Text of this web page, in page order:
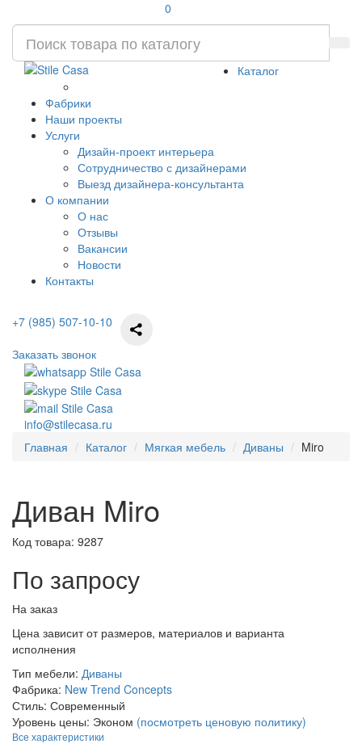
0
Каталог
Фабрики
Наши проекты
Услуги
Дизайн-проект интерьера
Сотрудничество с дизайнерами
Выезд дизайнера-консультанта
О компании
О нас
Отзывы
Вакансии
Новости
Контакты
+7 (985) 507-10-10
Заказать звонок
info@stilecasa.ru
Главная
Каталог Мягкая мебель Диваны Miro
Диван Miro
Код товара: 9287
По запросу
На заказ
Цена зависит от размеров, материалов и варианта
исполнения
Тип мебели: Диваны
Фабрика: New Trend Concepts
Стиль: Современный
Уровень цены: Эконом (посмотреть ценовую политику)
Все характеристики